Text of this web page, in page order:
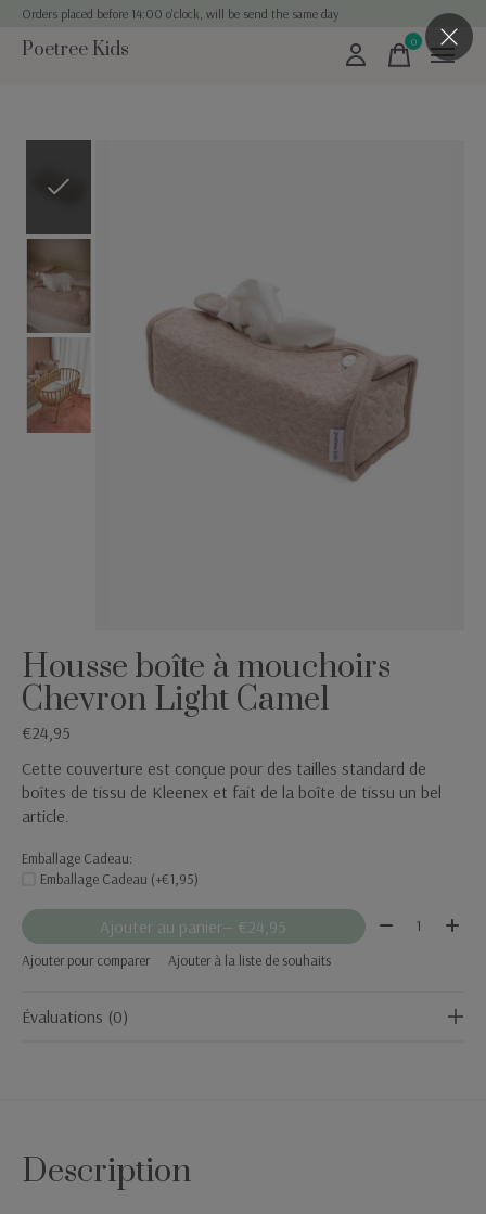
Orders placed before 14:00 o'clock, will be send the same day
Poetree Kids 0items
Housse boîte à mouchoirs
Chevron Light Camel
€24,95
Cette couverture est conçue pour des tailles standard de
boîtes de tissu de Kleenex et fait de la boîte de tissu un bel
article.
Emballage Cadeau:
Emballage Cadeau (+€1,95)
Ajouter au panier — €24,95 Quantité:
Ajouter pour comparer Ajouter à la liste de souhaits
Évaluations (0)
Description